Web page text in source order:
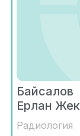
Байсалов
Ерлан
Радиология